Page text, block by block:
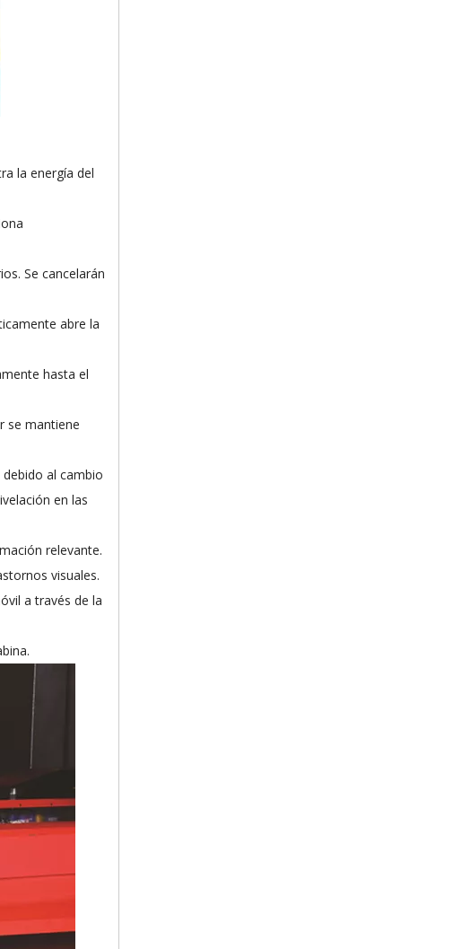
la energía del
Se cancelarán
abre la
hasta el
se mantiene
al cambio
en las
relevante.
visuales.
a través de la